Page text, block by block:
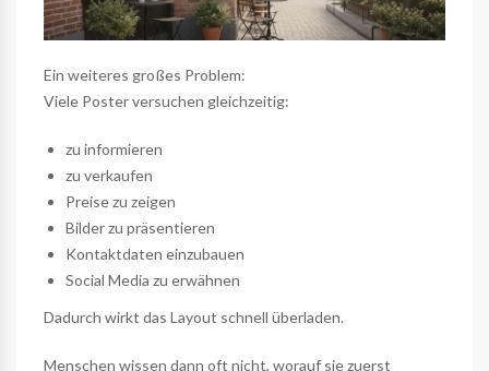
Ein weiteres großes Problem:
Viele Poster versuchen gleichzeitig:
zu informieren
zu verkaufen
Preise zu zeigen
Bilder zu präsentieren
Kontaktdaten einzubauen
Social Media zu erwähnen
Dadurch wirkt das Layout schnell überladen.
Menschen wissen dann oft nicht, worauf sie zuerst